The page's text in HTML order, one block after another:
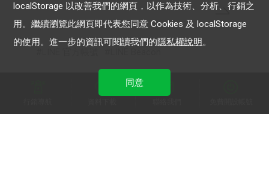
localStorage 以改善我們的網頁，以作為技術、分析、行銷之
用。繼續瀏覽此網頁即代表您同意 Cookies 及 localStorage
的使用。進一步的資訊可閱讀我們的隱私權說明。
同意